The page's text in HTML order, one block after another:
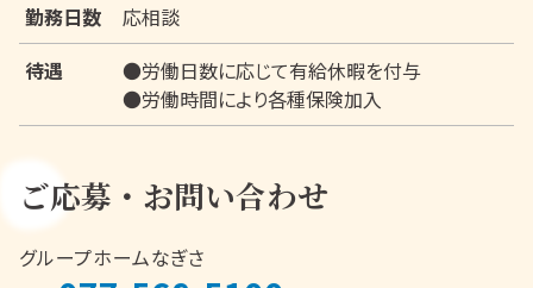
勤務日数
応相談
待遇
●労働日数に応じて有給休暇を付与
●労働時間により各種保険加入
ご応募・お問い合わせ
グループホームなぎさ